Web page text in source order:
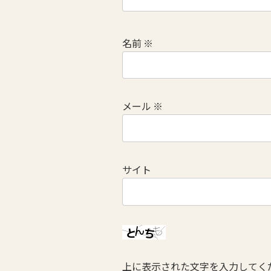
名前 ※
メール ※
サイト
上に表示された文字を入力してく